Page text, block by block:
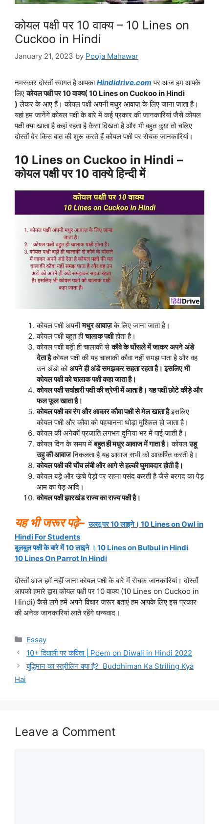
कोयल पक्षी पर 10 वाक्य – 10 Lines on
Cuckoo in Hindi
January 21, 2023 by Pooja Mahawar
नमस्कार दोस्तों स्वागत है आपकाHindidrive.com पर आज हम आपके
लिएकोयल पक्षी पर 10 वाक्य( 10 Lines on Cuckoo in Hindi
) लेकर के आए हैं। कोयल पक्षी अपनी मधुर आवाज़ के लिए जाना जाता है।
यहां हम जानेंगे कोयल पक्षी के बारे में कई प्रकार की जानकारियां जैसे कोयल
पक्षी क्या खाता है कहां रहता है कैसा दिखता है और भी बहुत कुछ तो चलिए
दोस्तों देर किस बात की शुरू करते हैं कोयल पक्षी पर रोचक जानकारियां।
10 Lines on Cuckoo in Hindi –
कोयल पक्षी पर 10 वाक्ये हिन्दी में
कोयल पक्षी अपनीमधुर आवाज़के लिए जाना जाता है।
कोयल पक्षी बहुत हीचालाक पक्षीहोता है।
कोयल पक्षी बड़ी ही चालाकी सेकौवे के घोंसले में जाकर अपने अंडे
देता हैकोयल पक्षी की यह चालाकी कौवा नहीं समझ पाता है और वह
उन अंडो कोअपने ही अंडे समझकर सहता रहता है। इसलिए भी
कोयल पक्षी को चालाक पक्षी कहा जाता है।
कोयल पक्षी सर्वाहारी पक्षी की श्रेणी में आता है। यह पक्षी छोटे कीड़े और
फल फूल खाता है।
कोयल पक्षी का रंग और आकार कौवा पक्षी से मेल खाता हैइसलिए
कोयल पक्षी और कौवा को पहचानना थोड़ा मुश्किल हो जाता है।
कोयल की अनेकों प्रजाति लगभग दुनिया भर में पाई जाती है।
कोयल दिन के समय मेंबहुत ही मधुर आवाज में गाता है। कोयलउहू
उहु की आवाजनिकलता है यह आवाज सभी को आकर्षित करती है।
कोयल पक्षी की चोंच लंबी और आगे से हल्की घुमावदार होती है।
कोयल बड़े और ऊंचे पेड़ों पर रहना पसंद करती है जैसे बरगद का पेड़
आम का पेड़ आदि।
कोयल पक्षी झारखंड राज्य का राज्य पक्षी है।
यह भी जरूर पढ़े– उल्लू पर 10 लाइने। 10 Lines on Owl in
Hindi For Students
बुलबुल पक्षी के बारे में 10 लाइने । 10 Lines on Bulbul in Hindi
10 Lines On Parrot In Hindi
दोस्तों आज हमें नहीं जाना कोयल पक्षी के बारे में रोचक जानकारियां। दोस्तों
आपको हमारे द्वारा कोयल पक्षी पर 10 वाक्य (10 Lines on Cuckoo in
Hindi) कैसे लगे हमें अपने विचार जरूर बताएं हम आपके लिए इस प्रकार
की अनेक जानकारियां लाते रहेंगे धन्यवाद।
Categories
Essay
10+ दि‍वाली पर कविता | Poem on Diwali in Hindi 2022
बुद्धिमान का स्त्रीलिंग क्या है? Buddhiman Ka Striling Kya
Hai
Leave a Comment